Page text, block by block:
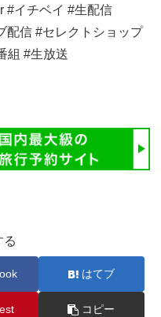
#イチベイ #生配信
配信 #セレクトショップ
組 #生放送
る
はてブ
コピー